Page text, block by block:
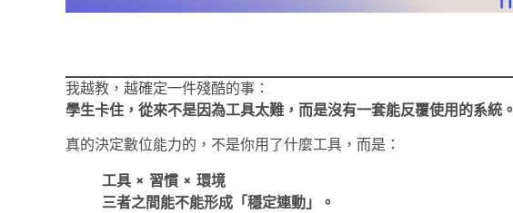
我越教，越確定一件殘酷的事：
學生卡住，從來不是因為工具太難，而是沒有一套能反覆使用的系統。
真的決定數位能力的，不是你用了什麼工具，而是：
工具 × 習慣 × 環境
三者之間能不能形成「穩定連動」。